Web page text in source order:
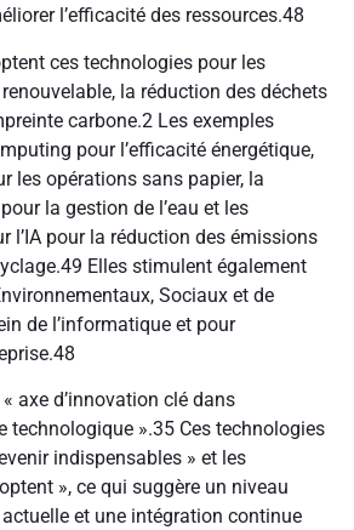
l’efficacité des ressources.48
ces technologies pour les
la réduction des déchets
carbone.2 Les exemples
pour l’efficacité énergétique,
les opérations sans papier, la
la gestion de l’eau et les
l’IA pour la réduction des émissions
49 Elles stimulent également
Sociaux et de
de l’informatique et pour
48
axe d’innovation clé dans
technologique ».35 Ces technologies
indispensables » et les
», ce qui suggère un niveau
et une intégration continue